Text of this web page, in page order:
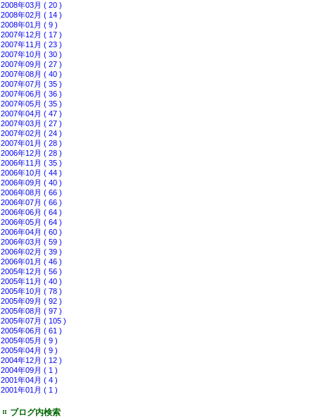
2008年03月 ( 20 )
2008年02月 ( 14 )
2008年01月 ( 9 )
2007年12月 ( 17 )
2007年11月 ( 23 )
2007年10月 ( 30 )
2007年09月 ( 27 )
2007年08月 ( 40 )
2007年07月 ( 35 )
2007年06月 ( 36 )
2007年05月 ( 35 )
2007年04月 ( 47 )
2007年03月 ( 27 )
2007年02月 ( 24 )
2007年01月 ( 28 )
2006年12月 ( 28 )
2006年11月 ( 35 )
2006年10月 ( 44 )
2006年09月 ( 40 )
2006年08月 ( 66 )
2006年07月 ( 66 )
2006年06月 ( 64 )
2006年05月 ( 64 )
2006年04月 ( 60 )
2006年03月 ( 59 )
2006年02月 ( 39 )
2006年01月 ( 46 )
2005年12月 ( 56 )
2005年11月 ( 40 )
2005年10月 ( 78 )
2005年09月 ( 92 )
2005年08月 ( 97 )
2005年07月 ( 105 )
2005年06月 ( 61 )
2005年05月 ( 9 )
2005年04月 ( 9 )
2004年12月 ( 12 )
2004年09月 ( 1 )
2001年04月 ( 4 )
2001年01月 ( 1 )
ブログ内検索